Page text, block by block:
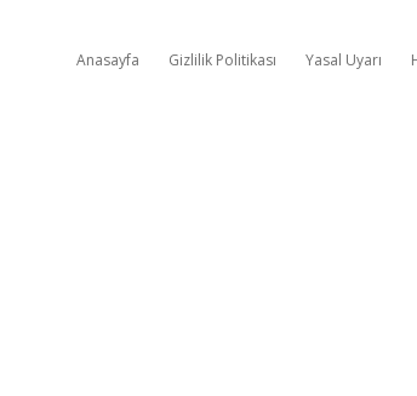
Anasayfa Gizlilik Politikası Yasal Uyarı